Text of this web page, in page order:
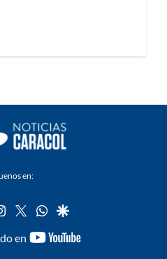
en:
instagram
twitterwhatsapp
google
en
youtube-